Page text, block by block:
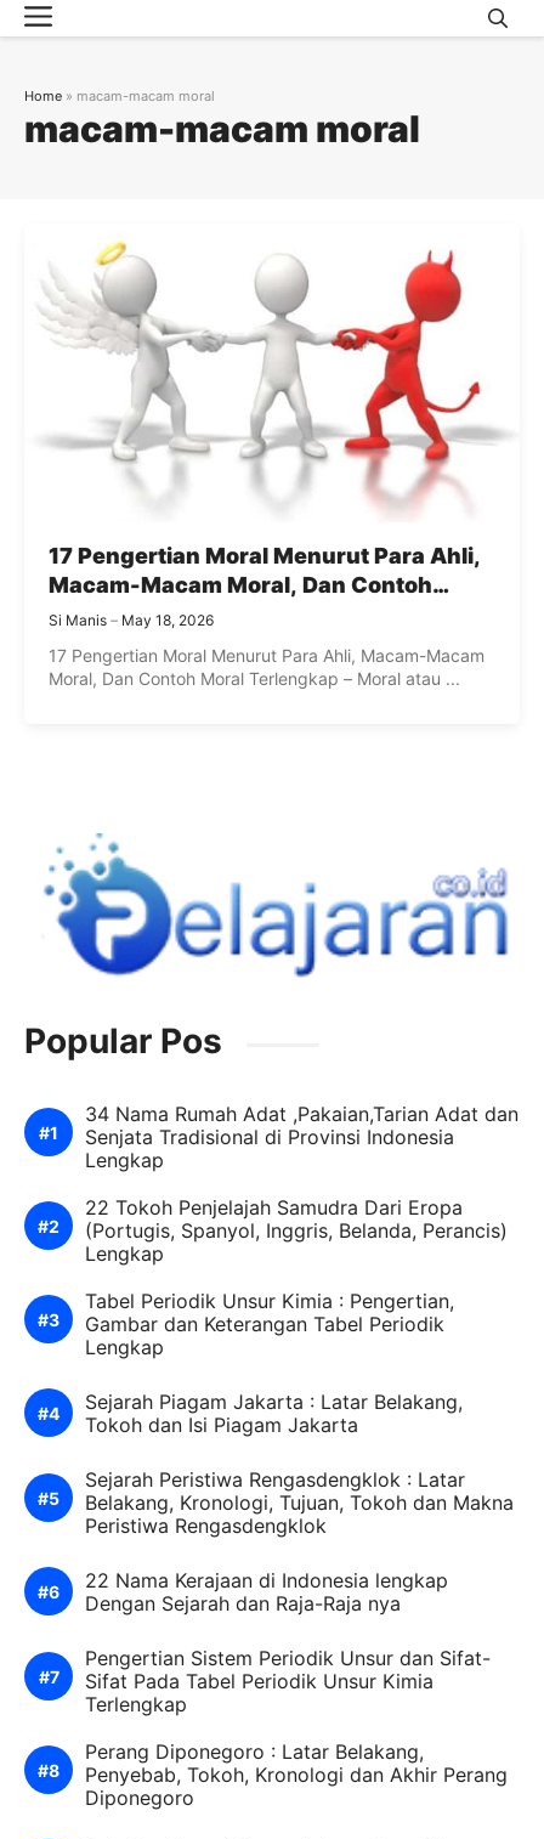
Skip
to
Menu
macam-macam moral
Home » macam-macam moral
17 Pengertian Moral Menurut Para Ahli,
Macam-Macam Moral, Dan Contoh
Moral Terlengkap
Si Manis May 18, 2026
17 Pengertian Moral Menurut Para Ahli, Macam-Macam
Moral, Dan Contoh Moral Terlengkap – Moral atau ...
Popular Pos
34 Nama Rumah Adat ,Pakaian,Tarian Adat dan
Senjata Tradisional di Provinsi Indonesia
Lengkap
22 Tokoh Penjelajah Samudra Dari Eropa
(Portugis, Spanyol, Inggris, Belanda, Perancis)
Lengkap
Tabel Periodik Unsur Kimia : Pengertian,
Gambar dan Keterangan Tabel Periodik
Lengkap
Sejarah Piagam Jakarta : Latar Belakang,
Tokoh dan Isi Piagam Jakarta
Sejarah Peristiwa Rengasdengklok : Latar
Belakang, Kronologi, Tujuan, Tokoh dan Makna
Peristiwa Rengasdengklok
22 Nama Kerajaan di Indonesia lengkap
Dengan Sejarah dan Raja-Raja nya
Pengertian Sistem Periodik Unsur dan Sifat-
Sifat Pada Tabel Periodik Unsur Kimia
Terlengkap
Perang Diponegoro : Latar Belakang,
Penyebab, Tokoh, Kronologi dan Akhir Perang
Diponegoro